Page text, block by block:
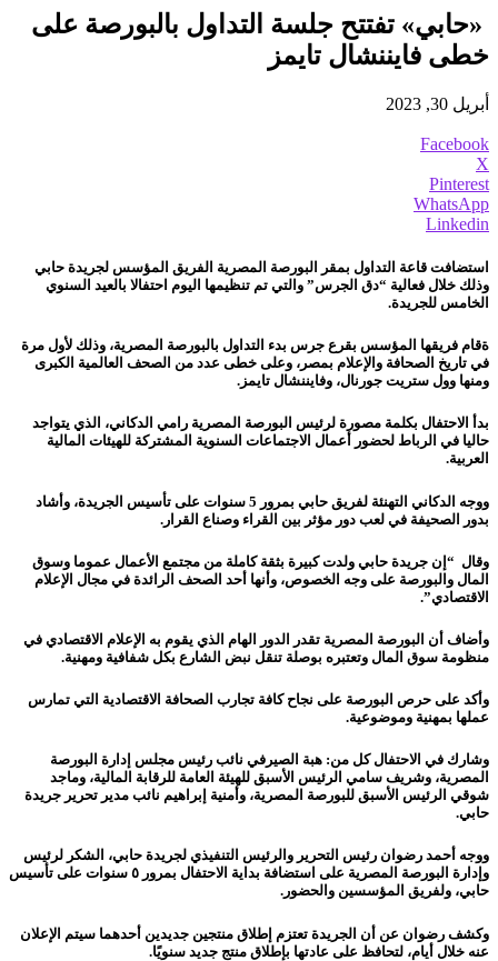
«حابي» تفتتح جلسة التداول بالبورصة على
خطى فايننشال تايمز
أبريل 30, 2023
Facebook
X
Pinterest
WhatsApp
Linkedin
استضافت قاعة التداول بمقر البورصة المصرية الفريق المؤسس لجريدة حابي
وذلك خلال فعالية “دق الجرس” والتي تم تنظيمها اليوم احتفالا بالعيد السنوي
الخامس للجريدة.
ةقام فريقها المؤسس بقرع جرس بدء التداول بالبورصة المصرية، وذلك لأول مرة
في تاريخ الصحافة والإعلام بمصر، وعلى خطى عدد من الصحف العالمية الكبرى
ومنها وول ستريت جورنال، وفايننشال تايمز.
بدأ الاحتفال بكلمة مصورة لرئيس البورصة المصرية رامي الدكاني، الذي يتواجد
حاليا في الرباط لحضور أعمال الاجتماعات السنوية المشتركة للهيئات المالية
العربية.
ووجه الدكاني التهنئة لفريق حابي بمرور 5 سنوات على تأسيس الجريدة، وأشاد
بدور الصحيفة في لعب دور مؤثر بين القراء وصناع القرار.
وقال “إن جريدة حابي ولدت كبيرة بثقة كاملة من مجتمع الأعمال عموما وسوق
المال والبورصة على وجه الخصوص، وأنها أحد الصحف الرائدة في مجال الإعلام
الاقتصادي”.
وأضاف أن البورصة المصرية تقدر الدور الهام الذي يقوم به الإعلام الاقتصادي في
منظومة سوق المال وتعتبره بوصلة تنقل نبض الشارع بكل شفافية ومهنية.
وأكد على حرص البورصة على نجاح كافة تجارب الصحافة الاقتصادية التي تمارس
عملها بمهنية وموضوعية.
وشارك في الاحتفال كل من: هبة الصيرفي نائب رئيس مجلس إدارة البورصة
المصرية، وشريف سامي الرئيس الأسبق للهيئة العامة للرقابة المالية، وماجد
شوقي الرئيس الأسبق للبورصة المصرية، وأمنية إبراهيم نائب مدير تحرير جريدة
حابي.
ووجه أحمد رضوان رئيس التحرير والرئيس التنفيذي لجريدة حابي، الشكر لرئيس
وإدارة البورصة المصرية على استضافة بداية الاحتفال بمرور ٥ سنوات على تأسيس
حابي، ولفريق المؤسسين والحضور.
وكشف رضوان عن أن الجريدة تعتزم إطلاق منتجين جديدين أحدهما سيتم الإعلان
عنه خلال أيام، لتحافظ على عادتها بإطلاق منتج جديد سنويًا.